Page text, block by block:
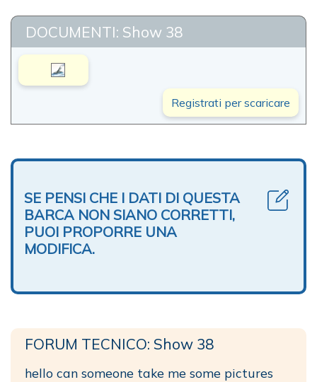
DOCUMENTI: Show 38
Registrati per scaricare
SE PENSI CHE I DATI DI QUESTA
BARCA NON SIANO CORRETTI,
PUOI PROPORRE UNA
MODIFICA.
FORUM TECNICO: Show 38
hello can someone take me some pictures